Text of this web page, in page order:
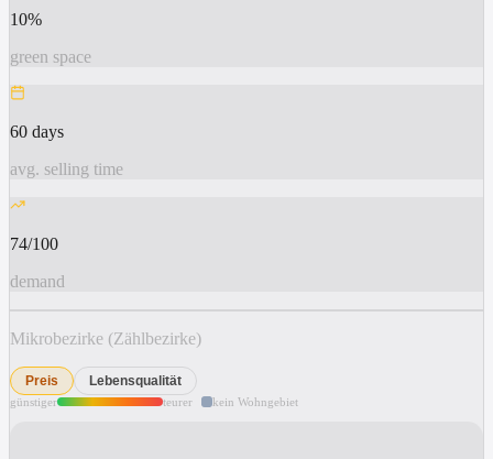
10%
green space
60 days
avg. selling time
74/100
demand
Mikrobezirke (Zählbezirke)
Preis Lebensqualität
günstiger teurer kein Wohngebiet